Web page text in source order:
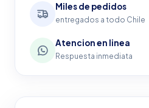
Miles de pedidos
entregados a todo Chile
Atencion en linea
Respuesta inmediata